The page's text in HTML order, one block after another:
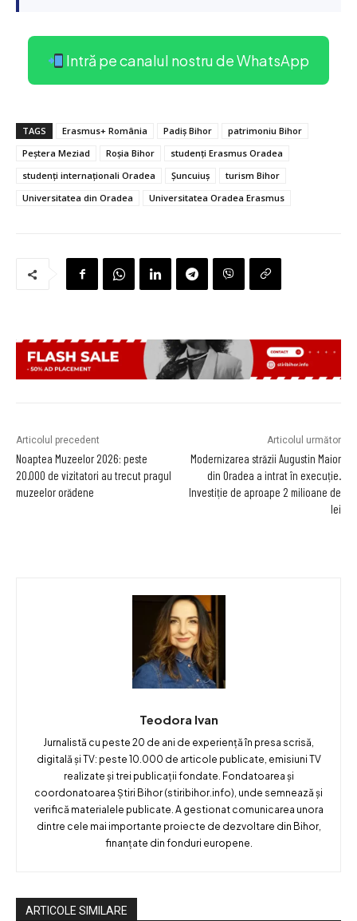
Intră pe canalul nostru de WhatsApp
TAGS Erasmus+ România Padiș Bihor
patrimoniu Bihor
Peștera Meziad
Roșia Bihor
studenți Erasmus Oradea
studenți internaționali Oradea
Șuncuiuș
turism Bihor
Universitatea din Oradea
Universitatea Oradea Erasmus
Articolul precedent
Noaptea Muzeelor 2026: peste
20.000 de vizitatori au trecut pragul
muzeelor orădene
Articolul următor
Modernizarea străzii Augustin Maior
din Oradea a intrat în execuție.
Investiție de aproape 2 milioane de
lei
Teodora Ivan
Jurnalistă cu peste 20 de ani de experiență în presa scrisă,
digitală și TV: peste 10.000 de articole publicate, emisiuni TV
realizate și trei publicații fondate. Fondatoarea și
coordonatoarea Știri Bihor (stiribihor.info), unde semnează și
verifică materialele publicate. A gestionat comunicarea unora
dintre cele mai importante proiecte de dezvoltare din Bihor,
finanțate din fonduri europene.
ARTICOLE SIMILARE